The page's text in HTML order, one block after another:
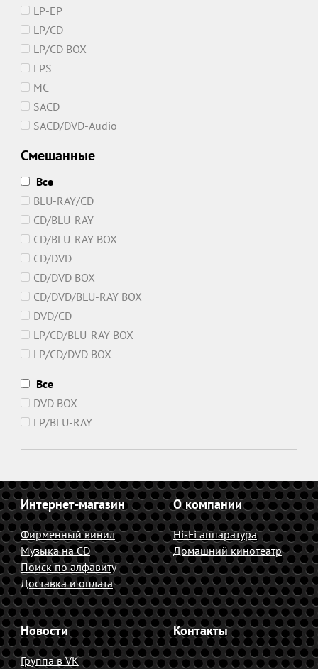
LP-EP
LP/CD
LP/CD BOX
LPS
MC
SACD
SACD/DVD-Audio
Смешанные
Все
BLU-RAY/CD
CD/BLU-RAY
CD/BLU-RAY BOX
CD/DVD
CD/DVD BOX
CD/DVD/BLU-RAY BOX
DVD/CD
LP/CD/BLU-RAY BOX
LP/CD/DVD BOX
Все
DVD BOX
LP/BLU-RAY
Интернет-магазин
Фирменный винил
Музыка на CD
Поиск по алфавиту
Доставка и оплата
О компании
Hi-Fi аппаратура
Домашний кинотеатр
Новости
Группа в VK
Контакты